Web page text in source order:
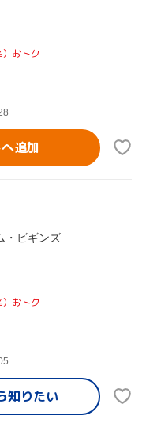
おトク
追加
・ビギンズ
おトク
知りたい